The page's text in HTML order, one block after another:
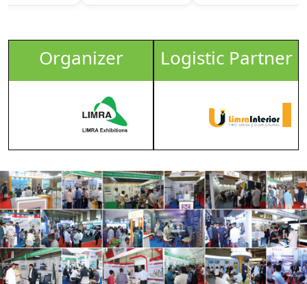
Organizer Logistic Partner